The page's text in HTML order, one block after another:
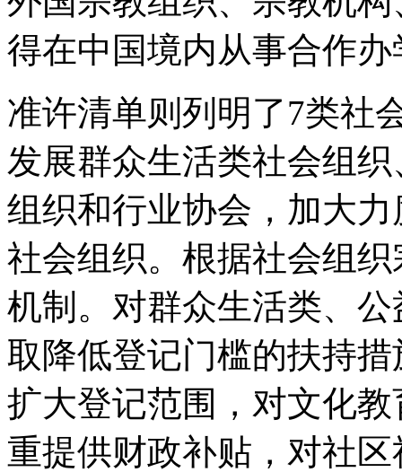
得在中国境内从事合作
准许清单则列明了7类社
发展群众生活类社会组
组织和行业协会，加大
社会组织。根据社会组
机制。对群众生活类、
取降低登记门槛的扶持
扩大登记范围，对文化
重提供财政补贴，对社